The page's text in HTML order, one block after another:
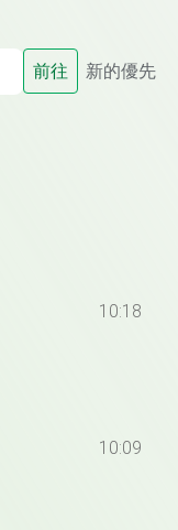
前往 新的優先
10:18
10:09